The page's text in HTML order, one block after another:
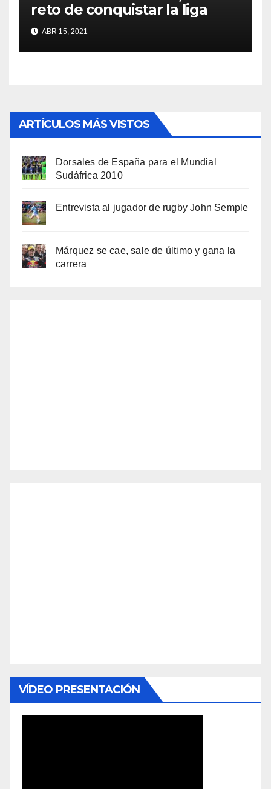
reto de conquistar la liga
ABR 15, 2021
ARTÍCULOS MÁS VISTOS
Dorsales de España para el Mundial
Sudáfrica 2010
Entrevista al jugador de rugby John Semple
Márquez se cae, sale de último y gana la
carrera
VÍDEO PRESENTACIÓN